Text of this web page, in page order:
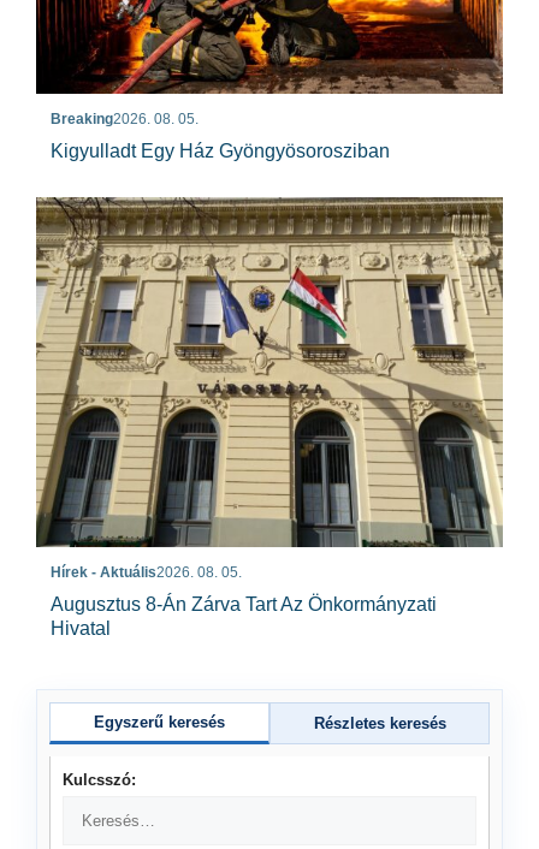
Breaking2026. 08. 05.
Kigyulladt Egy Ház Gyöngyösorosziban
Hírek - Aktuális2026. 08. 05.
Augusztus 8-Án Zárva Tart Az Önkormányzati
Hivatal
Egyszerű keresés Részletes keresés
Kulcsszó: